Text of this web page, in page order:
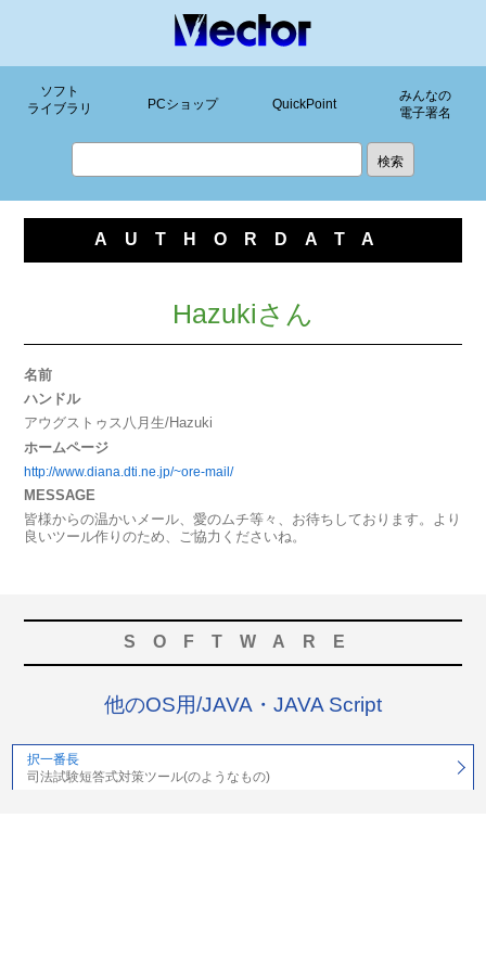
ソフト
ライブラリ
PCショップ QuickPoint
みんなの
電子署名
AUTHORDATA
Hazukiさん
名前
ハンドル
アウグストゥス八月生/Hazuki
ホームページ
http://www.diana.dti.ne.jp/~ore-mail/
MESSAGE
皆様からの温かいメール、愛のムチ等々、お待ちしております。より
良いツール作りのため、ご協力くださいね。
SOFTWARE
他のOS用/JAVA・JAVA Script
択一番長
司法試験短答式対策ツール(のようなもの)